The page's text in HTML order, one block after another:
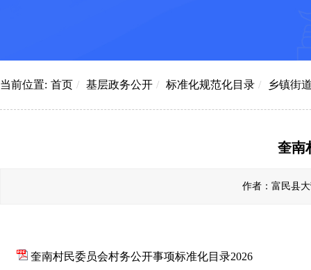
当前位置: 首页 / 基层政务公开 / 标准化规范化目录 / 乡镇街
奎南
作者：富民县
奎南村民委员会村务公开事项标准化目录2026